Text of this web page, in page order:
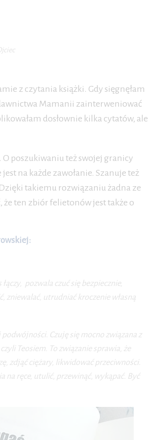
z czytania książki. Gdy sięgnęłam
Mamanii zainterweniować
dosłownie kilka cytatów, ale
poszukiwaniu też swojej granicy
na każde zawołanie. Szanuje też
takiemu rozwiązaniu żadna ze
ten zbiór felietonów jest także o
pozwala czuć się bezpiecznie,
zniewalać, utrudniać kroczenie własną
Czuję się mocno związana z
Teosiem. To związanie sprawia, że
zdjąć ciężary, likwidować przeciwności.
na ręce, utulić, przewinąć, wykąpać. Być